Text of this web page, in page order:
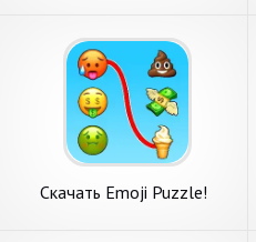
Скачать Emoji Puzzle!